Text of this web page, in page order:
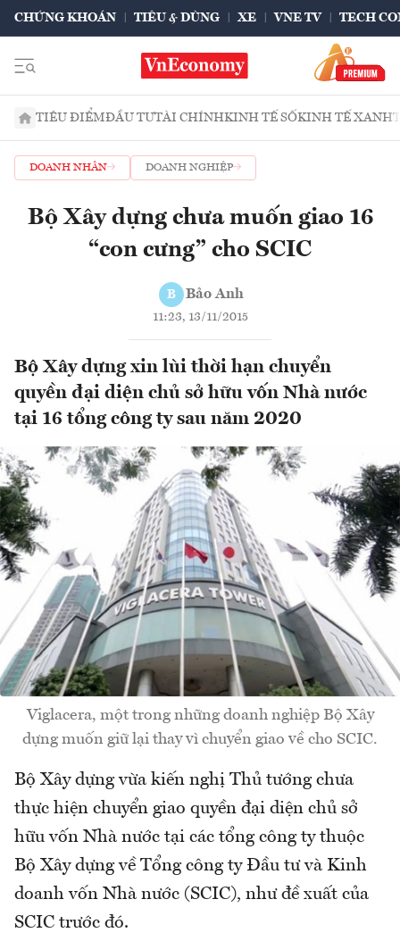
CHỨNG KHOÁN TIÊU & DÙNG XE VNE TV TECH
TIÊU ĐIỂMĐẦU TƯTÀI CHÍNHKINH TẾ SỐKINH TẾ XANH
DOANH NHÂN DOANH NGHIỆP
Bộ Xây dựng chưa muốn giao 16
“con cưng” cho SCIC
B Bảo Anh
11:23, 13/11/2015
Bộ Xây dựng xin lùi thời hạn chuyển
quyền đại diện chủ sở hữu vốn Nhà nước
tại 16 tổng công ty sau năm 2020
Viglacera, một trong những doanh nghiệp Bộ Xây
dựng muốn giữ lại thay vì chuyển giao về cho SCIC.
Bộ Xây dựng vừa kiến nghị Thủ tướng chưa
thực hiện chuyển giao quyền đại diện chủ sở
hữu vốn Nhà nước tại các tổng công ty thuộc
Bộ Xây dựng về Tổng công ty Đầu tư và Kinh
doanh vốn Nhà nước (SCIC), như đề xuất của
SCIC trước đó.